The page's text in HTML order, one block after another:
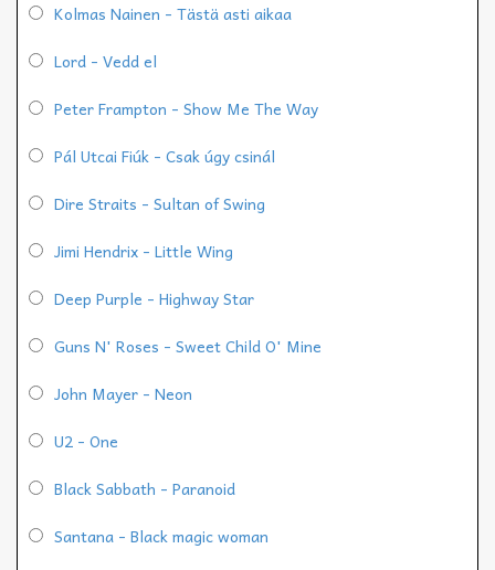
Kolmas Nainen - Tästä asti aikaa
Lord - Vedd el
Peter Frampton - Show Me The Way
Pál Utcai Fiúk - Csak úgy csinál
Dire Straits - Sultan of Swing
Jimi Hendrix - Little Wing
Deep Purple - Highway Star
Guns N' Roses - Sweet Child O' Mine
John Mayer - Neon
U2 - One
Black Sabbath - Paranoid
Santana - Black magic woman